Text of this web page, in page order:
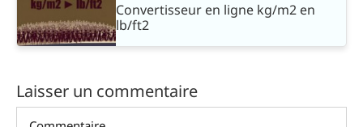
Convertisseur en ligne kg/m2 en
lb/ft2
Laisser un commentaire